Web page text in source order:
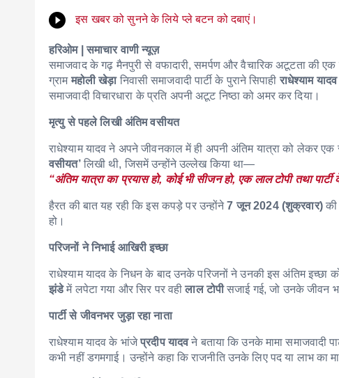
इस खबर को सुनने के लिये प्ले बटन को दबाएं।
हरिओम | समाचार वाणी न्यूज़
समाजवाद के गढ़ मैनपुरी से वफादारी, समर्पण और वैचारिक अटूटता की
ग्राममहोली खेड़ानिवासी समाजवादी पार्टी के पुराने सिपाहीराधेश्याम यादव
समाजवादी विचारधारा के प्रति अपनी अटूट निष्ठा को अमर कर दिया।
मृत्यु से पहले लिखी अंतिम वसीयत
राधेश्याम यादव ने अपने जीवनकाल में ही अपनी अंतिम यात्रा को लेकर
वसीयत’लिखी थी, जिसमें उन्होंने उल्लेख किया था—
“अंतिम यात्रा का प्रयास हो, कोई भी सीजन हो, एक लाल टोपी तथा
हैरत की बात यह रही कि इस कपड़े पर उन्होंने7 जून 2024 (शुक्रवार)की
हो।
परिजनों ने निभाई आखिरी इच्छा
राधेश्याम यादव के निधन के बाद उनके परिजनों ने उनकी इस अंतिम इच्छा
झंडेमें लपेटा गया और सिर पर वहीलाल टोपीसजाई गई, जो उनके जीवन
पार्टी से जीवनभर जुड़ा रहा नाता
राधेश्याम यादव के भांजेप्रदीप यादवने बताया कि उनके मामा समाजवादी
कभी नहीं डगमगाई। उन्होंने कहा कि राजनीति उनके लिए पद या लाभ का